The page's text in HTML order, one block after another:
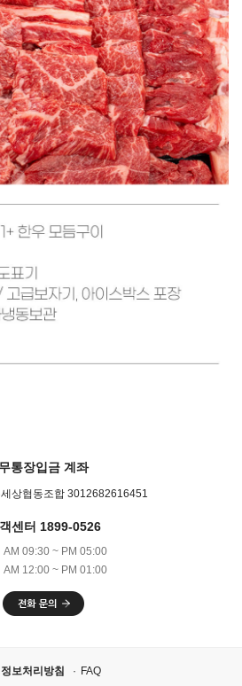
무통장입금 계좌
상협동조합 3012682616451
센터 1899-0526
AM 09:30 ~ PM 05:00
AM 12:00 ~ PM 01:00
보처리방침 FAQ